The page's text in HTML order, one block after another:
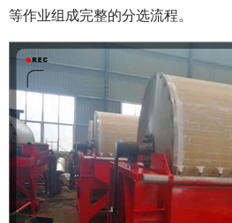
等作业组成完整的分选流程。